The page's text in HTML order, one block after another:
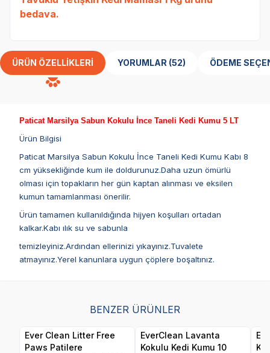
bedava.
ÜRÜN ÖZELLIKLERI YORUMLAR (52) ÖDEME
Paticat Marsilya Sabun Kokulu İnce Taneli Kedi Kumu 5 LT
Ürün Bilgisi
Paticat Marsilya Sabun Kokulu İnce Taneli Kedi Kumu Kabı 8
cm yüksekliğinde kum ile doldurunuz.Daha uzun ömürlü
olması için topakların her gün kaptan alınması ve eksilen
kumun tamamlanması önerilir.
Ürün tamamen kullanıldığında hijyen koşulları ortadan
kalkar.Kabı ılık su ve sabunla
temizleyiniz.Ardından ellerinizi yıkayınız.Tuvalete
atmayınız.Yerel kanunlara uygun çöplere boşaltınız.
BENZER ÜRÜNLER
Ever Clean Litter Free
Paws Patilere
EverClean Lavanta
Kokulu Kedi Kumu 10